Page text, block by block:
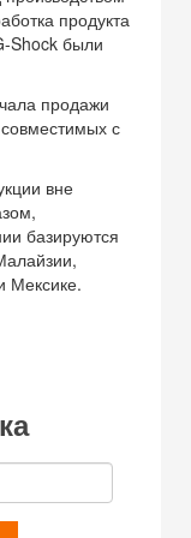
продукта
Shock были
продажи
с
вне
базируются
Мексике.